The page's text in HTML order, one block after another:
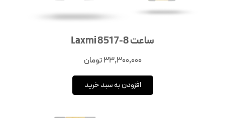
ساعت Laxmi 8517-8
33,300,000تومان
افزودن به سبد خرید